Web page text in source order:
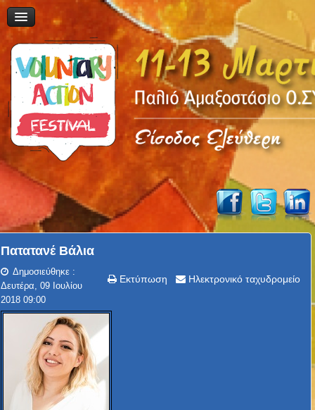
Πατατανέ Βάλια
Εκτύπωση Ηλεκτρονικό ταχυδρομείο
Δημοσιεύθηκε :
Δευτέρα, 09 Ιουλίου
2018 09:00